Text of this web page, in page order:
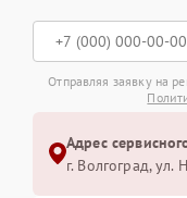
Отправляя заявку на
Адрес
г. Волгоград, ул.